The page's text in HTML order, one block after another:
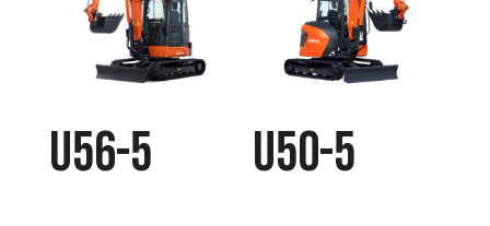
U56-5 U50-5